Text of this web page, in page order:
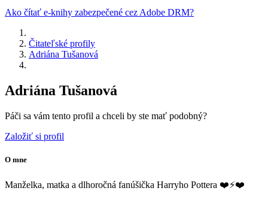
Ako čítať e-knihy zabezpečené cez Adobe DRM?
Čitateľské profily
Adriána Tušanová
Adriána Tušanová
Páči sa vám tento profil a chceli by ste mať podobný?
Založiť si profil
O mne
Manželka, matka a dlhoročná fanúšička Harryho Pottera ❤️⚡❤️